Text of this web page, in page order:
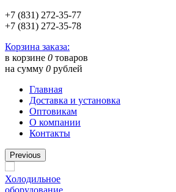
+7 (831) 272-35-77
+7 (831) 272-35-78
Корзина заказа:
в корзине 0 товаров
на сумму 0 рублей
Главная
Доставка и установка
Оптовикам
О компании
Контакты
Previous
Холодильное
оборудование